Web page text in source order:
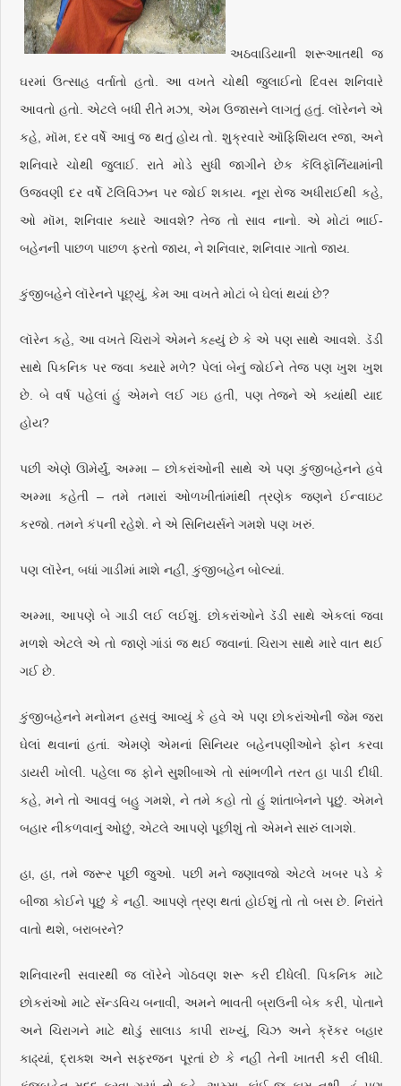
અઠવાડિયાની શરૂઆતથી જ
ઘરમાં ઉત્સાહ વર્તાતો હતો. આ વખતે ચોથી જુલાઈનો દિવસ શનિવારે
આવતો હતો. એટલે બધી રીતે મઝા, એમ ઉજાસને લાગતું હતું. લૉરેનને એ
કહે, મૉમ, દર વર્ષે આવું જ થતું હોય તો. શુક્રવારે ઑફિશિયલ રજા, અને
શનિવારે ચોથી જુલાઈ. રાતે મોડે સુધી જાગીને છેક કૅલિફૉર્નિયામાંની
ઉજવણી દર વર્ષે ટૅલિવિઝન પર જોઈ શકાય. નૂરા રોજ અધીરાઈથી કહે,
ઓ મૉમ, શનિવાર ક્યારે આવશે? તેજ તો સાવ નાનો. એ મોટાં ભાઈ-
બહેનની પાછળ પાછળ ફરતો જાય, ને શનિવાર, શનિવાર ગાતો જાય.
કુંજીબહેને લૉરેનને પૂછ્યું, કેમ આ વખતે મોટાં બે ઘેલાં થયાં છે?
લૉરેન કહે, આ વખતે ચિરાગે એમને કહ્યું છે કે એ પણ સાથે આવશે. ડૅડી
સાથે પિકનિક પર જવા ક્યારે મળે? પેલાં બેનું જોઈને તેજ પણ ખુશ ખુશ
છે. બે વર્ષ પહેલાં હું એમને લઈ ગઇ હતી, પણ તેજને એ ક્યાંથી યાદ
હોય?
પછી એણે ઊમેર્યું, અમ્મા – છોકરાંઓની સાથે એ પણ કુંજીબહેનને હવે
અમ્મા કહેતી – તમે તમારાં ઓળખીતાંમાંથી ત્રણેક જણને ઈન્વાઇટ
કરજો. તમને કંપની રહેશે. ને એ સિનિયર્સને ગમશે પણ ખરું.
પણ લૉરેન, બધાં ગાડીમાં માશે નહીં, કુંજીબહેન બોલ્યાં.
અમ્મા, આપણે બે ગાડી લઈ લઈશું. છોકરાંઓને ડૅડી સાથે એકલાં જવા
મળશે એટલે એ તો જાણે ગાંડાં જ થઈ જવાનાં. ચિરાગ સાથે મારે વાત થઈ
ગઈ છે.
કુંજીબહેનને મનોમન હસવું આવ્યું કે હવે એ પણ છોકરાંઓની જેમ જરા
ઘેલાં થવાનાં હતાં. એમણે એમનાં સિનિયર બહેનપણીઓને ફોન કરવા
ડાયરી ખોલી. પહેલા જ ફોને સુશીબાએ તો સાંભળીને તરત હા પાડી દીધી.
કહે, મને તો આવવું બહુ ગમશે, ને તમે કહો તો હું શાંતાબેનને પૂછું. એમને
બહાર નીકળવાનું ઓછું, એટલે આપણે પૂછીશું તો એમને સારું લાગશે.
હા, હા, તમે જરૂર પૂછી જુઓ. પછી મને જણાવજો એટલે ખબર પડે કે
બીજા કોઈને પૂછું કે નહીં. આપણે ત્રણ થતાં હોઈશું તો તો બસ છે. નિરાંતે
વાતો થશે, બરાબરને?
શનિવારની સવારથી જ લૉરેને ગોઠવણ શરૂ કરી દીધેલી. પિકનિક માટે
છોકરાંઓ માટે સૅન્ડવિચ બનાવી, અમને ભાવતી બ્રાઉની બેક કરી, પોતાને
અને ચિરાગને માટે થોડું સાલાડ કાપી રાખ્યું, ચિઝ અને ક્રૅકર બહાર
કાઢ્યાં, દ્રાક્શ અને સફરજન પૂરતાં છે કે નહીં તેની ખાતરી કરી લીધી.